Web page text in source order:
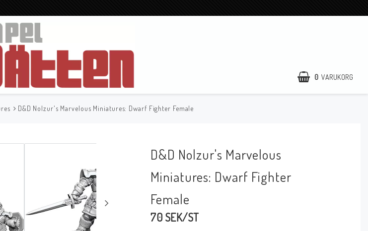
0 VARUKORG
D&D Nolzur's Marvelous Miniatures: Dwarf Fighter Female
D&D Nolzur's Marvelous
Miniatures: Dwarf Fighter
Female
70 SEK/ST